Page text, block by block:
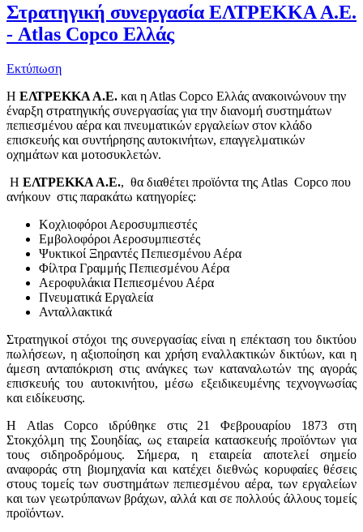
Στρατηγική συνεργασία ΕΛΤΡΕΚΚΑ Α.Ε.
- Atlas Copco Ελλάς
Εκτύπωση
Η ΕΛΤΡΕΚΚΑ Α.Ε. και η Αtlas Copco Ελλάς ανακοινώνουν την
έναρξη στρατηγικής συνεργασίας για την διανομή συστημάτων
πεπιεσμένου αέρα και πνευματικών εργαλείων στον κλάδο
επισκευής και συντήρησης αυτοκινήτων, επαγγελματικών
οχημάτων και μοτοσυκλετών.
Η ΕΛΤΡΕΚΚΑ Α.Ε., θα διαθέτει προϊόντα της Atlas Copco που
ανήκουν στις παρακάτω κατηγορίες:
Κοχλιοφόροι Αεροσυμπιεστές
Εμβολοφόροι Αεροσυμπιεστές
Ψυκτικοί Ξηραντές Πεπιεσμένου Αέρα
Φίλτρα Γραμμής Πεπιεσμένου Αέρα
Αεροφυλάκια Πεπιεσμένου Αέρα
Πνευματικά Εργαλεία
Ανταλλακτικά
Στρατηγικοί στόχοι της συνεργασίας είναι η επέκταση του δικτύου
πωλήσεων, η αξιοποίηση και χρήση εναλλακτικών δικτύων, και η
άμεση ανταπόκριση στις ανάγκες των καταναλωτών της αγοράς
επισκευής του αυτοκινήτου, μέσω εξειδικευμένης τεχνογνωσίας
και ειδίκευσης.
Η Atlas Copco ιδρύθηκε στις 21 Φεβρουαρίου 1873 στη
Στοκχόλμη της Σουηδίας, ως εταιρεία κατασκευής προϊόντων για
τους σιδηροδρόμους. Σήμερα, η εταιρεία αποτελεί σημείο
αναφοράς στη βιομηχανία και κατέχει διεθνώς κορυφαίες θέσεις
στους τομείς των συστημάτων πεπιεσμένου αέρα, των εργαλείων
και των γεωτρύπανων βράχων, αλλά και σε πολλούς άλλους τομείς
προϊόντων.